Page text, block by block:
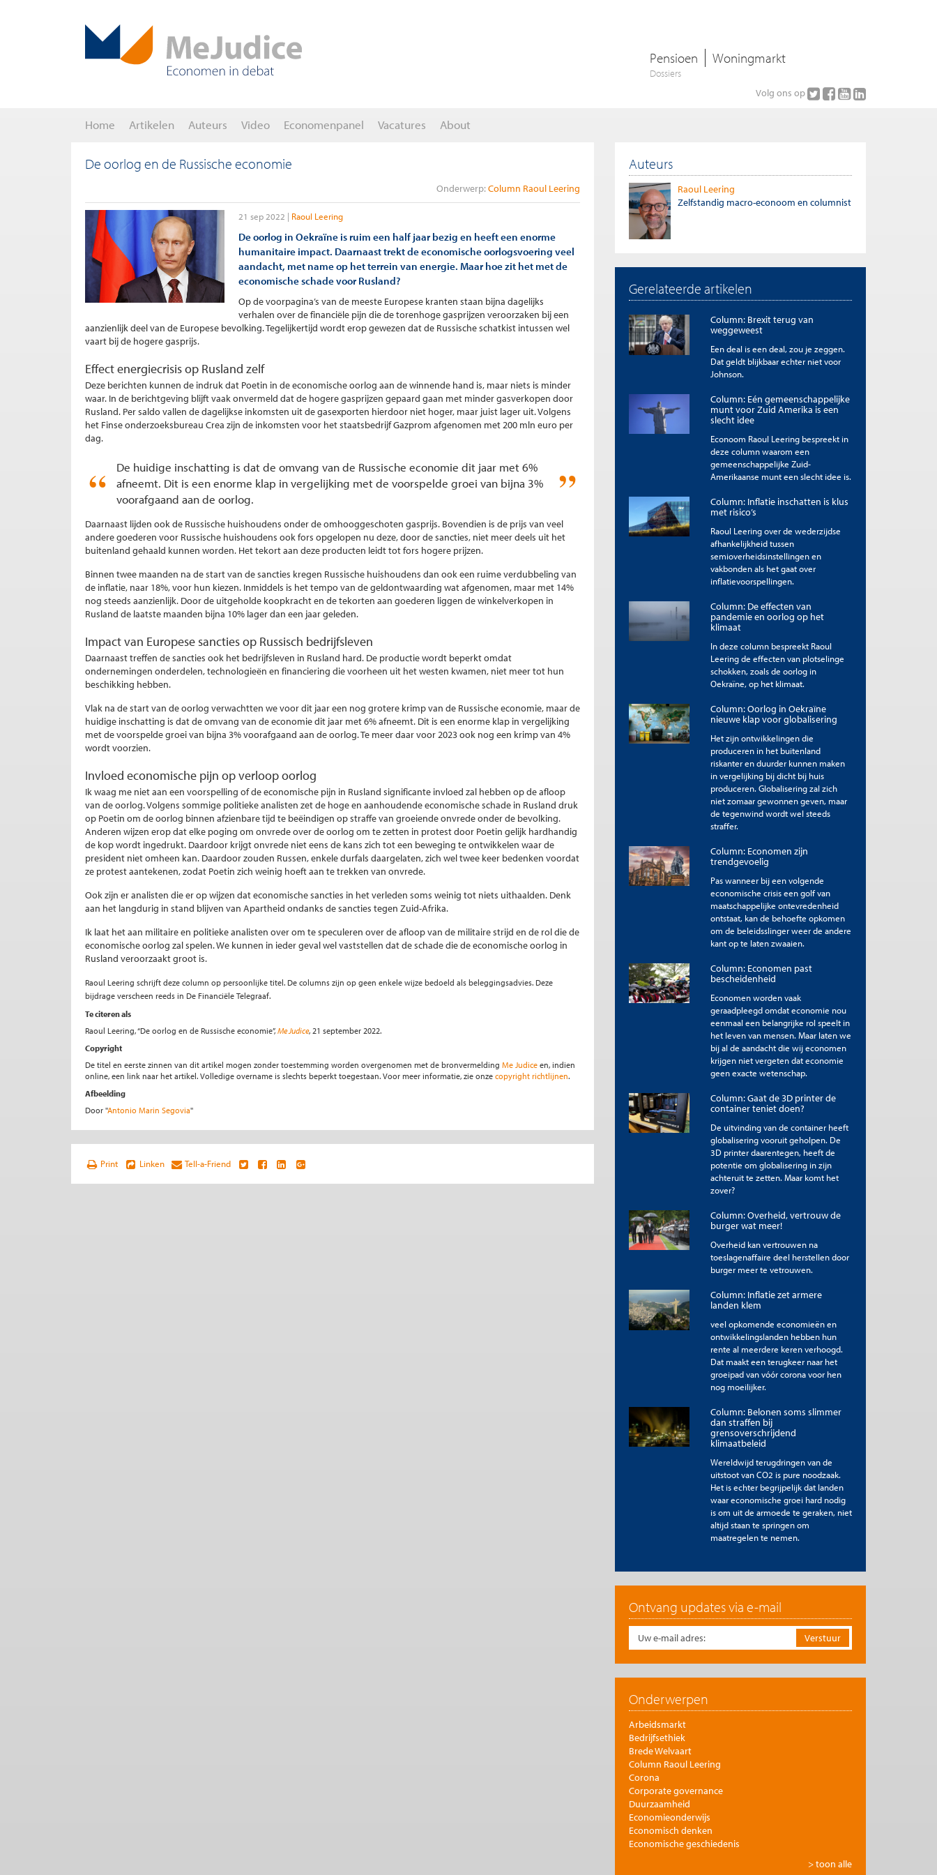
Pensioen Woningmarkt
Dossiers
Volg ons op
Home Artikelen Auteurs Video Economenpanel Vacatures About
De oorlog en de Russische economie
Onderwerp: Column Raoul Leering
21 sep 2022 Raoul Leering
De oorlog in Oekraïne is ruim een half jaar bezig en heeft een enorme
humanitaire impact. Daarnaast trekt de economische oorlogsvoering veel
aandacht, met name op het terrein van energie. Maar hoe zit het met de
economische schade voor Rusland?
Op de voorpagina’s van de meeste Europese kranten staan bijna dagelijks
verhalen over de financiële pijn die de torenhoge gasprijzen veroorzaken bij een
aanzienlijk deel van de Europese bevolking. Tegelijkertijd wordt erop gewezen dat de Russische schatkist intussen wel
vaart bij de hogere gasprijs.
Effect energiecrisis op Rusland zelf
Deze berichten kunnen de indruk dat Poetin in de economische oorlog aan de winnende hand is, maar niets is minder
waar. In de berichtgeving blijft vaak onvermeld dat de hogere gasprijzen gepaard gaan met minder gasverkopen door
Rusland. Per saldo vallen de dagelijkse inkomsten uit de gasexporten hierdoor niet hoger, maar juist lager uit. Volgens
het Finse onderzoeksbureau Crea zijn de inkomsten voor het staatsbedrijf Gazprom afgenomen met 200 mln euro per
dag.
De huidige inschatting is dat de omvang van de Russische economie dit jaar met 6%
afneemt. Dit is een enorme klap in vergelijking met de voorspelde groei van bijna 3%
voorafgaand aan de oorlog.
Daarnaast lijden ook de Russische huishoudens onder de omhooggeschoten gasprijs. Bovendien is de prijs van veel
andere goederen voor Russische huishoudens ook fors opgelopen nu deze, door de sancties, niet meer deels uit het
buitenland gehaald kunnen worden. Het tekort aan deze producten leidt tot fors hogere prijzen.
Binnen twee maanden na de start van de sancties kregen Russische huishoudens dan ook een ruime verdubbeling van
de inflatie, naar 18%, voor hun kiezen. Inmiddels is het tempo van de geldontwaarding wat afgenomen, maar met 14%
nog steeds aanzienlijk. Door de uitgeholde koopkracht en de tekorten aan goederen liggen de winkelverkopen in
Rusland de laatste maanden bijna 10% lager dan een jaar geleden.
Impact van Europese sancties op Russisch bedrijfsleven
Daarnaast treffen de sancties ook het bedrijfsleven in Rusland hard. De productie wordt beperkt omdat
ondernemingen onderdelen, technologieën en financiering die voorheen uit het westen kwamen, niet meer tot hun
beschikking hebben.
Vlak na de start van de oorlog verwachtten we voor dit jaar een nog grotere krimp van de Russische economie, maar de
huidige inschatting is dat de omvang van de economie dit jaar met 6% afneemt. Dit is een enorme klap in vergelijking
met de voorspelde groei van bijna 3% voorafgaand aan de oorlog. Te meer daar voor 2023 ook nog een krimp van 4%
wordt voorzien.
Invloed economische pijn op verloop oorlog
Ik waag me niet aan een voorspelling of de economische pijn in Rusland significante invloed zal hebben op de afloop
van de oorlog. Volgens sommige politieke analisten zet de hoge en aanhoudende economische schade in Rusland druk
op Poetin om de oorlog binnen afzienbare tijd te beëindigen op straffe van groeiende onvrede onder de bevolking.
Anderen wijzen erop dat elke poging om onvrede over de oorlog om te zetten in protest door Poetin gelijk hardhandig
de kop wordt ingedrukt. Daardoor krijgt onvrede niet eens de kans zich tot een beweging te ontwikkelen waar de
president niet omheen kan. Daardoor zouden Russen, enkele durfals daargelaten, zich wel twee keer bedenken voordat
ze protest aantekenen, zodat Poetin zich weinig hoeft aan te trekken van onvrede.
Ook zijn er analisten die er op wijzen dat economische sancties in het verleden soms weinig tot niets uithaalden. Denk
aan het langdurig in stand blijven van Apartheid ondanks de sancties tegen Zuid-Afrika.
Ik laat het aan militaire en politieke analisten over om te speculeren over de afloop van de militaire strijd en de rol die de
economische oorlog zal spelen. We kunnen in ieder geval wel vaststellen dat de schade die de economische oorlog in
Rusland veroorzaakt groot is.
Raoul Leering schrijft deze column op persoonlijke titel. De columns zijn op geen enkele wijze bedoeld als beleggingsadvies. Deze
bijdrage verscheen reeds in De Financiële Telegraaf.
Te citeren als
Raoul Leering, “De oorlog en de Russische economie”, Me Judice, 21 september 2022.
Copyright
De titel en eerste zinnen van dit artikel mogen zonder toestemming worden overgenomen met de bronvermelding Me Judice en, indien
online, een link naar het artikel. Volledige overname is slechts beperkt toegestaan. Voor meer informatie, zie onze copyright richtlijnen.
Afbeelding
Door ''Antonio Marin Segovia''
Print Linken Tell-a-Friend
Auteurs
Raoul Leering
Zelfstandig macro-econoom en columnist
Gerelateerde artikelen
Column: Brexit terug van
weggeweest
Een deal is een deal, zou je zeggen.
Dat geldt blijkbaar echter niet voor
Johnson.
Column: Eén gemeenschappelijke
munt voor Zuid Amerika is een
slecht idee
Econoom Raoul Leering bespreekt in
deze column waarom een
gemeenschappelijke Zuid-
Amerikaanse munt een slecht idee is.
Column: Inflatie inschatten is klus
met risico’s
Raoul Leering over de wederzijdse
afhankelijkheid tussen
semioverheidsinstellingen en
vakbonden als het gaat over
inflatievoorspellingen.
Column: De effecten van
pandemie en oorlog op het
klimaat
In deze column bespreekt Raoul
Leering de effecten van plotselinge
schokken, zoals de oorlog in
Oekraïne, op het klimaat.
Column: Oorlog in Oekraïne
nieuwe klap voor globalisering
Het zijn ontwikkelingen die
produceren in het buitenland
riskanter en duurder kunnen maken
in vergelijking bij dicht bij huis
produceren. Globalisering zal zich
niet zomaar gewonnen geven, maar
de tegenwind wordt wel steeds
straffer.
Column: Economen zijn
trendgevoelig
Pas wanneer bij een volgende
economische crisis een golf van
maatschappelijke ontevredenheid
ontstaat, kan de behoefte opkomen
om de beleidsslinger weer de andere
kant op te laten zwaaien.
Column: Economen past
bescheidenheid
Economen worden vaak
geraadpleegd omdat economie nou
eenmaal een belangrijke rol speelt in
het leven van mensen. Maar laten we
bij al de aandacht die wij economen
krijgen niet vergeten dat economie
geen exacte wetenschap.
Column: Gaat de 3D printer de
container teniet doen?
De uitvinding van de container heeft
globalisering vooruit geholpen. De
3D printer daarentegen, heeft de
potentie om globalisering in zijn
achteruit te zetten. Maar komt het
zover?
Column: Overheid, vertrouw de
burger wat meer!
Overheid kan vertrouwen na
toeslagenaffaire deel herstellen door
burger meer te vetrouwen.
Column: Inflatie zet armere
landen klem
veel opkomende economieën en
ontwikkelingslanden hebben hun
rente al meerdere keren verhoogd.
Dat maakt een terugkeer naar het
groeipad van vóór corona voor hen
nog moeilijker.
Column: Belonen soms slimmer
dan straffen bij
grensoverschrijdend
klimaatbeleid
Wereldwijd terugdringen van de
uitstoot van CO2 is pure noodzaak.
Het is echter begrijpelijk dat landen
waar economische groei hard nodig
is om uit de armoede te geraken, niet
altijd staan te springen om
maatregelen te nemen.
Ontvang updates via e-mail
Onderwerpen
Arbeidsmarkt
Bedrijfsethiek
Brede Welvaart
Column Raoul Leering
Corona
Corporate governance
Duurzaamheid
Economieonderwijs
Economisch denken
Economische geschiedenis
> toon alle